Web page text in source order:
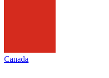
Canada